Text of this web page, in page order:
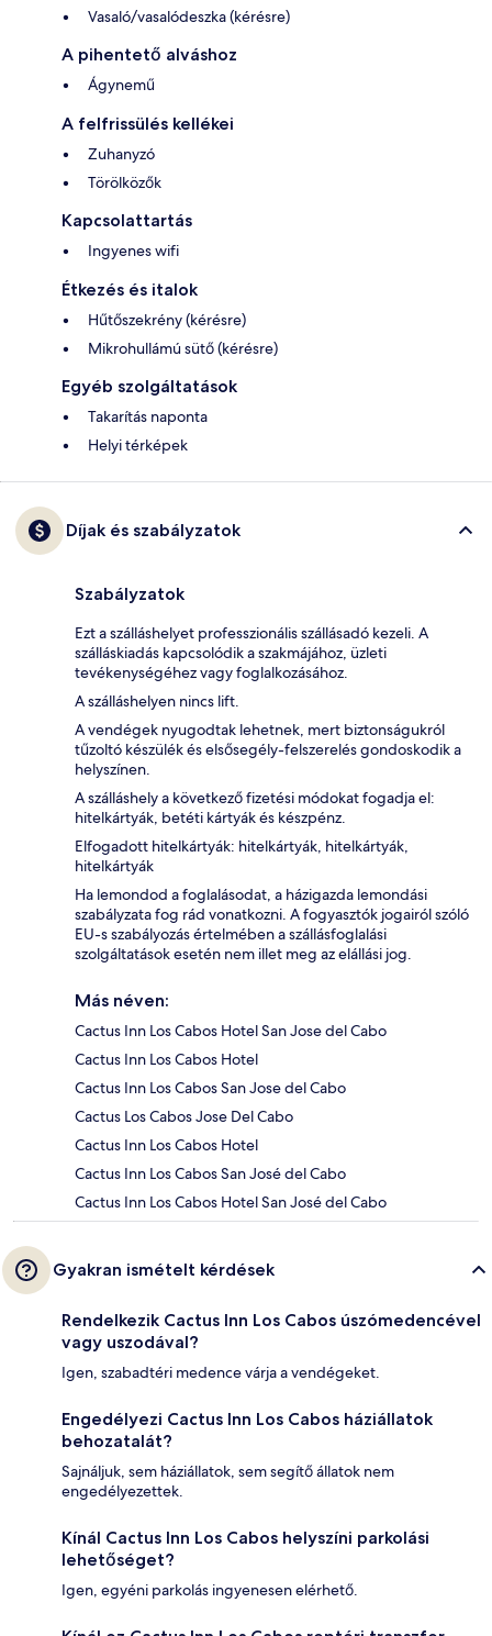
Vasaló/vasalódeszka (kérésre)
A pihentető alváshoz
Ágynemű
A felfrissülés kellékei
Zuhanyzó
Törölközők
Kapcsolattartás
Ingyenes wifi
Étkezés és italok
Hűtőszekrény (kérésre)
Mikrohullámú sütő (kérésre)
Egyéb szolgáltatások
Takarítás naponta
Helyi térképek
Díjak és szabályzatok
Szabályzatok
Ezt a szálláshelyet professzionális szállásadó kezeli. A
szálláskiadás kapcsolódik a szakmájához, üzleti
tevékenységéhez vagy foglalkozásához.
A szálláshelyen nincs lift.
A vendégek nyugodtak lehetnek, mert biztonságukról
tűzoltó készülék és elsősegély-felszerelés gondoskodik a
helyszínen.
A szálláshely a következő fizetési módokat fogadja el:
hitelkártyák, betéti kártyák és készpénz.
Elfogadott hitelkártyák: hitelkártyák, hitelkártyák,
hitelkártyák
Ha lemondod a foglalásodat, a házigazda lemondási
szabályzata fog rád vonatkozni. A fogyasztók jogairól szóló
EU-s szabályozás értelmében a szállásfoglalási
szolgáltatások esetén nem illet meg az elállási jog.
Más néven:
Cactus Inn Los Cabos Hotel San Jose del Cabo
Cactus Inn Los Cabos Hotel
Cactus Inn Los Cabos San Jose del Cabo
Cactus Los Cabos Jose Del Cabo
Cactus Inn Los Cabos Hotel
Cactus Inn Los Cabos San José del Cabo
Cactus Inn Los Cabos Hotel San José del Cabo
Gyakran ismételt kérdések
Rendelkezik Cactus Inn Los Cabos úszómedencével
vagy uszodával?
Igen, szabadtéri medence várja a vendégeket.
Engedélyezi Cactus Inn Los Cabos háziállatok
behozatalát?
Sajnáljuk, sem háziállatok, sem segítő állatok nem
engedélyezettek.
Kínál Cactus Inn Los Cabos helyszíni parkolási
lehetőséget?
Igen, egyéni parkolás ingyenesen elérhető.